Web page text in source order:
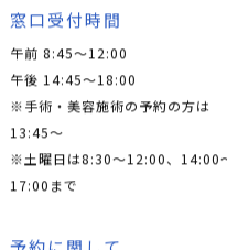
窓口受付時間
午前 8:45～12:00
午後 14:45～18:00
※手術・美容施術の予約の方は
13:45〜
※土曜日は8:30〜12:00、14:00〜
17:00まで
予約に関して